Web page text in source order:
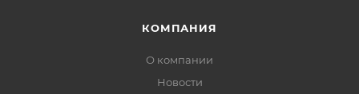
КОМПАНИЯ
О компании
Новости